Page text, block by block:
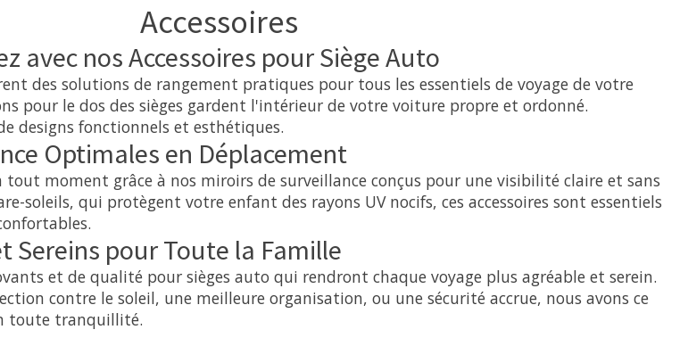
Accessoires
avec nos Accessoires pour Siège Auto
des solutions de rangement pratiques pour tous les essentiels de voyage de votre
pour le dos des sièges gardent l'intérieur de votre voiture propre et ordonné.
designs fonctionnels et esthétiques.
Optimales en Déplacement
moment grâce à nos miroirs de surveillance conçus pour une visibilité claire et sans
soleils, qui protègent votre enfant des rayons UV nocifs, ces accessoires sont essentiels
Sereins pour Toute la Famille
et de qualité pour sièges auto qui rendront chaque voyage plus agréable et serein.
contre le soleil, une meilleure organisation, ou une sécurité accrue, nous avons ce
toute tranquillité.